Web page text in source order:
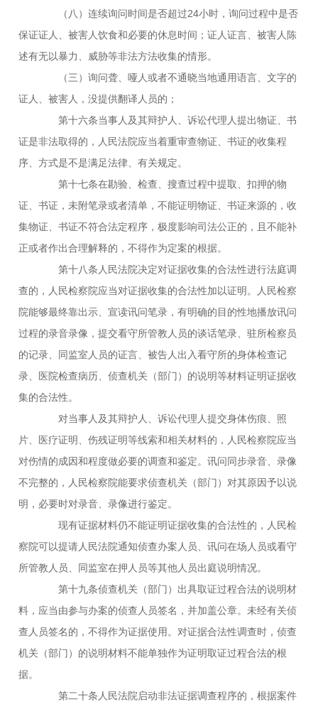
（八）连续询问时间是否超过24小时，询问过程中是否
保证证人、被害人饮食和必要的休息时间；证人证言、被害人陈
述有无以暴力、威胁等非法方法收集的情形。
（三）询问聋、哑人或者不通晓当地通用语言、文字的
证人、被害人，没提供翻译人员的；
第十六条当事人及其辩护人、诉讼代理人提出物证、书
证是非法取得的，人民法院应当着重审查物证、书证的收集程
序、方式是不是满足法律、有关规定。
第十七条在勘验、检查、搜查过程中提取、扣押的物
证、书证，未附笔录或者清单，不能证明物证、书证来源的，收
集物证、书证不符合法定程序，极度影响司法公正的，且不能补
正或者作出合理解释的，不得作为定案的根据。
第十八条人民法院决定对证据收集的合法性进行法庭调
查的，人民检察院应当对证据收集的合法性加以证明。人民检察
院能够最终靠出示、宣读讯问笔录，有明确的目的性地播放讯问
过程的录音录像，提交看守所管教人员的谈话笔录、驻所检察员
的记录、同监室人员的证言、被告人出入看守所的身体检查记
录、医院检查病历、侦查机关（部门）的说明等材料证明证据收
集的合法性。
对当事人及其辩护人、诉讼代理人提交身体伤痕、照
片、医疗证明、伤残证明等线索和相关材料的，人民检察院应当
对伤情的成因和程度做必要的调查和鉴定。讯问同步录音、录像
不完整的，人民检察院能要求侦查机关（部门）对其原因予以说
明，必要时对录音、录像进行鉴定。
现有证据材料仍不能证明证据收集的合法性的，人民检
察院可以提请人民法院通知侦查办案人员、讯问在场人员或看守
所管教人员、同监室在押人员等其他人员出庭说明情况。
第十九条侦查机关（部门）出具取证过程合法的说明材
料，应当由参与办案的侦查人员签名，并加盖公章。未经有关侦
查人员签名的，不得作为证据使用。对证据合法性调查时，侦查
机关（部门）的说明材料不能单独作为证明取证过程合法的根
据。
第二十条人民法院启动非法证据调查程序的，根据案件